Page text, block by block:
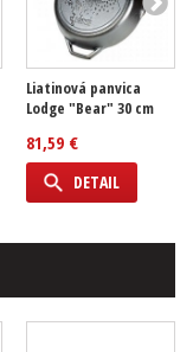
Liatinová panvica
Lodge "Bear" 30 cm
81,59 €
DETAIL